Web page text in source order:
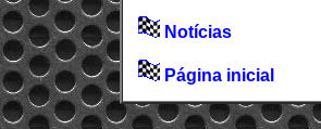
Notícias
Página inicial